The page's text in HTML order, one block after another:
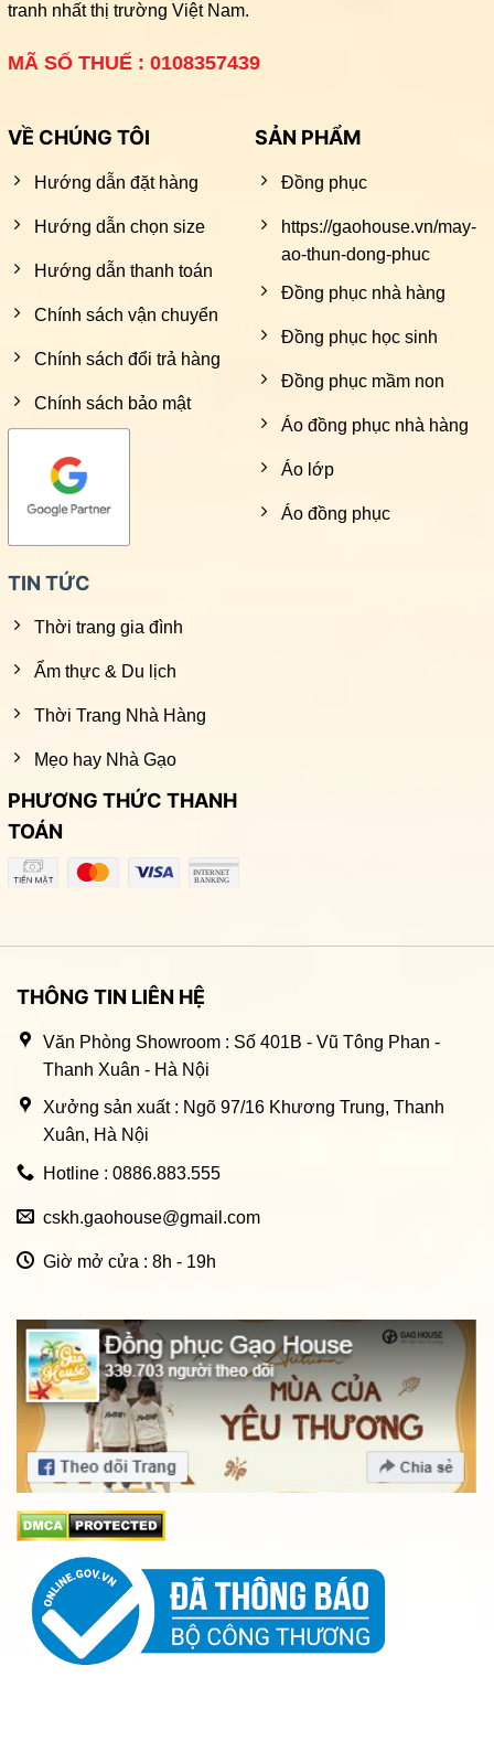
tranh nhất thị trường Việt Nam.
MÃ SỐ THUẾ : 0108357439
VỀ CHÚNG TÔI
Hướng dẫn đặt hàng
Hướng dẫn chọn size
Hướng dẫn thanh toán
Chính sách vận chuyển
Chính sách đổi trả hàng
Chính sách bảo mật
SẢN PHẨM
Đồng phục
https://gaohouse.vn/may-
ao-thun-dong-phuc
Đồng phục nhà hàng
Đồng phục học sinh
Đồng phục mầm non
Áo đồng phục nhà hàng
Áo lớp
Áo đồng phục
TIN TỨC
Thời trang gia đình
Ẩm thực & Du lịch
Thời Trang Nhà Hàng
Mẹo hay Nhà Gạo
PHƯƠNG THỨC THANH
TOÁN
THÔNG TIN LIÊN HỆ
Văn Phòng Showroom : Số 401B - Vũ Tông Phan -
Thanh Xuân - Hà Nội
Xưởng sản xuất : Ngõ 97/16 Khương Trung, Thanh
Xuân, Hà Nội
Hotline : 0886.883.555
cskh.gaohouse@gmail.com
Giờ mở cửa : 8h - 19h